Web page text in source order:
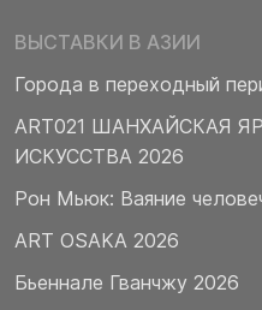
ВЫСТАВКИ В АЗИИ
Города в переходный
ART021 ШАНХАЙСКАЯ
ИСКУССТВА 2026
Рон Мьюк: Ваяние
ART OSAKA 2026
Бьеннале Гванчжу 2026